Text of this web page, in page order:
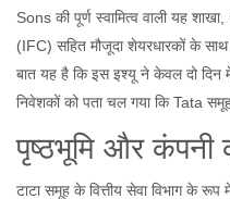
Sons की पूर्ण स्वामित्व वाली यह शाखा,
(IFC) सहित मौजूदा शेयरधारकों के
बात यह है कि इस इश्यू ने केवल दो दिन
निवेशकों को पता चल गया कि Tata
पृष्ठभूमि और कंपनी
टाटा समूह के वित्तीय सेवा विभाग के रूप